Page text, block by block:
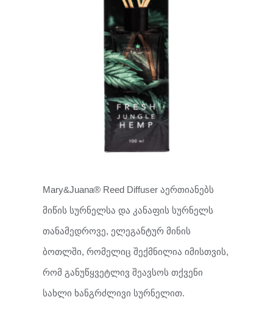
Mary&Juana® Reed Diffuser აერთიანებს
მიწის სურნელსა და კანაფის სურნელს
თანამედროვე, ელეგანტურ მინის
ბოთლში, რომელიც შექმნილია იმისთვის,
რომ განუწყვეტლივ შეავსოს თქვენი
სახლი ხანგრძლივი სურნელით.